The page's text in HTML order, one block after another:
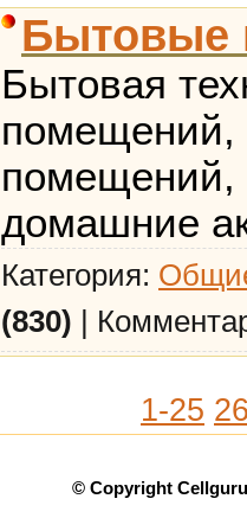
Бытовые
Бытовая
помещений,
помещений,
домашние
Категория:
(830) |
1-25
© Copyright